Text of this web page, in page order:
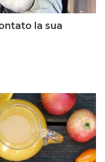
la sua